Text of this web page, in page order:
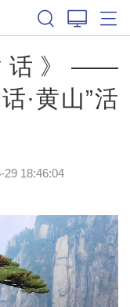
话》——
·黄山”活
29 18:46:04